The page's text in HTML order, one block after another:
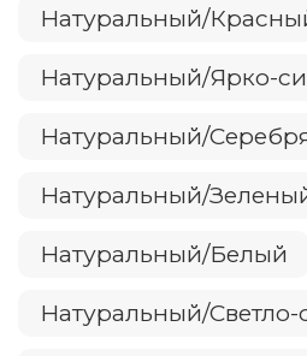
Натуральный/
Натуральный/Ярко-
Натуральный/
Натуральный/
Натуральный/Белый
Натуральный/Светло-